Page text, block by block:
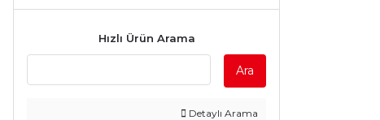
Hızlı Ürün Arama
Ara
Detaylı Arama